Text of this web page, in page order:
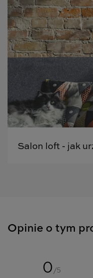
Salon loft - jak
Opinie o tym
0/5